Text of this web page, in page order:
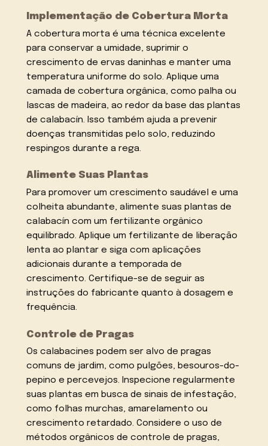
Implementação de Cobertura Morta
A cobertura morta é uma técnica excelente
para conservar a umidade, suprimir o
crescimento de ervas daninhas e manter uma
temperatura uniforme do solo. Aplique uma
camada de cobertura orgânica, como palha ou
lascas de madeira, ao redor da base das plantas
de calabacín. Isso também ajuda a prevenir
doenças transmitidas pelo solo, reduzindo
respingos durante a rega.
Alimente Suas Plantas
Para promover um crescimento saudável e uma
colheita abundante, alimente suas plantas de
calabacín com um fertilizante orgânico
equilibrado. Aplique um fertilizante de liberação
lenta ao plantar e siga com aplicações
adicionais durante a temporada de
crescimento. Certifique-se de seguir as
instruções do fabricante quanto à dosagem e
frequência.
Controle de Pragas
Os calabacines podem ser alvo de pragas
comuns de jardim, como pulgões, besouros-do-
pepino e percevejos. Inspecione regularmente
suas plantas em busca de sinais de infestação,
como folhas murchas, amarelamento ou
crescimento retardado. Considere o uso de
métodos orgânicos de controle de pragas,